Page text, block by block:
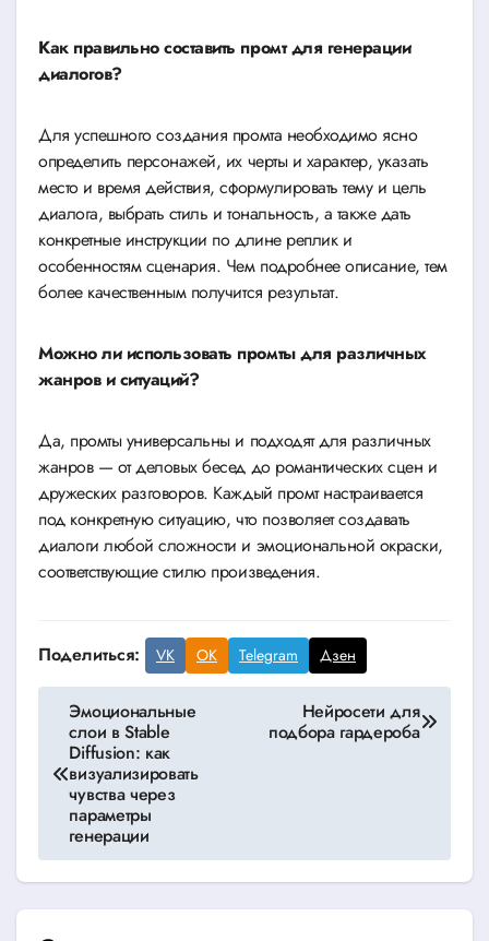
Как правильно составить промт для генерации
диалогов?
Для успешного создания промта необходимо ясно
определить персонажей, их черты и характер, указать
место и время действия, сформулировать тему и цель
диалога, выбрать стиль и тональность, а также дать
конкретные инструкции по длине реплик и
особенностям сценария. Чем подробнее описание, тем
более качественным получится результат.
Можно ли использовать промты для различных
жанров и ситуаций?
Да, промты универсальны и подходят для различных
жанров — от деловых бесед до романтических сцен и
дружеских разговоров. Каждый промт настраивается
под конкретную ситуацию, что позволяет создавать
диалоги любой сложности и эмоциональной окраски,
соответствующие стилю произведения.
Поделиться: VK OK Telegram Дзен
Навигация
записям
Эмоциональные
слои в Stable
Diffusion: как
визуализировать
чувства через
параметры
генерации
Нейросети для
подбора гардероба